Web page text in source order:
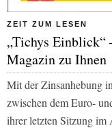
ZEIT ZUM LESEN
„Tichys Einblick“
Magazin zu Ihnen
Mit der Zinsanhebung
zwischen dem Euro-
ihrer letzten Sitzung